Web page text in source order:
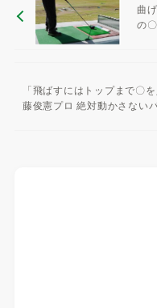
曲
の
「飛ばすにはトップまで〇
藤俊憲プロ 絶対動かさない